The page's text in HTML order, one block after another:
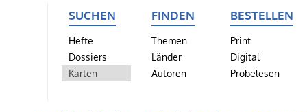
SUCHEN
Hefte
Dossiers
Karten
FINDEN
Themen
Länder
Autoren
BESTELLEN
Print
Digital
Probelesen